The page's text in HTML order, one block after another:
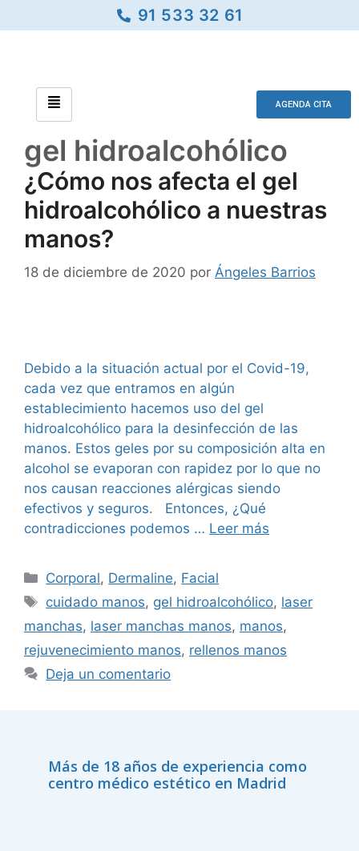
91 533 32 61
AGENDA CITA
gel hidroalcohólico
¿Cómo nos afecta el gel
hidroalcohólico a nuestras
manos?
18 de diciembre de 2020 por Ángeles Barrios
Debido a la situación actual por el Covid-19,
cada vez que entramos en algún
establecimiento hacemos uso del gel
hidroalcohólico para la desinfección de las
manos. Estos geles por su composición alta en
alcohol se evaporan con rapidez por lo que no
nos causan reacciones alérgicas siendo
efectivos y seguros. Entonces, ¿Qué
contradicciones podemos … Leer más
Corporal, Dermaline, Facial
cuidado manos, gel hidroalcohólico, laser
manchas, laser manchas manos, manos,
rejuvenecimiento manos, rellenos manos
Deja un comentario
Más de 18 años de experiencia como
centro médico estético en Madrid